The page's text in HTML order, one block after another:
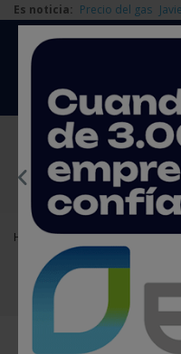
Es noticia: Precio del gas
Redes Sociales
Home Agenda
XXI Congreso Anual de